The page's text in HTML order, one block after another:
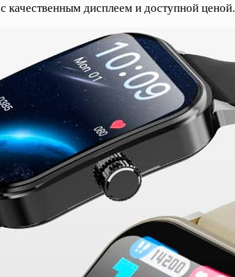
качественным дисплеем и доступной ценой.